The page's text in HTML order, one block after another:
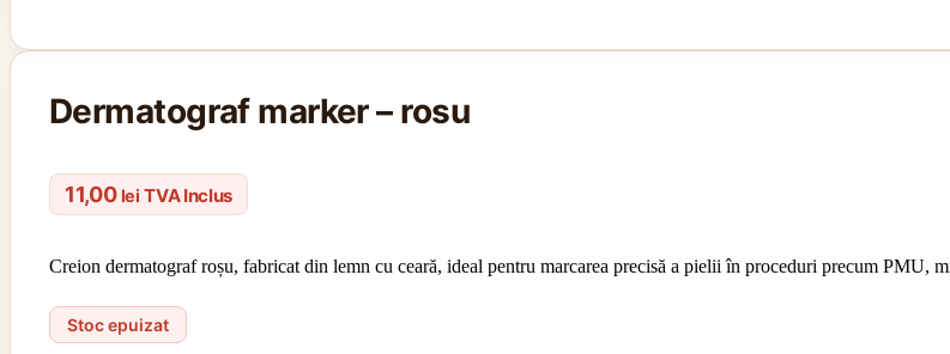
Dermatograf marker – rosu
11,00lei TVA Inclus
Creion dermatograf roșu, fabricat din lemn cu ceară, ideal pentru marcarea precisă a pielii în proceduri precum PMU,
Stoc epuizat